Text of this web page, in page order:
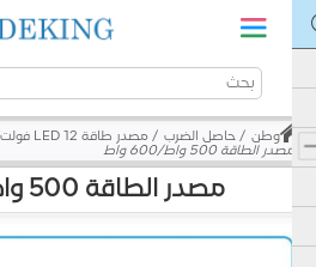
وطن حاصل الضرب مصدر طاقة LED 12 فولت/24 فولت
مصدر الطاقة 500 واط/600 واط
مصدر الطاقة 500 واط/600 واط